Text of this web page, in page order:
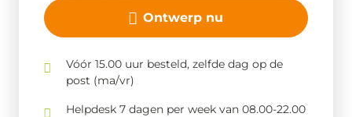
Ontwerp nu
Vóór 15.00 uur besteld, zelfde dag op de
post (ma/vr)
Helpdesk 7 dagen per week van 08.00-22.00